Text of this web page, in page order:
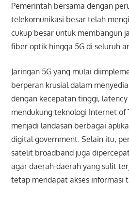
Pemerintah bersama dengan
telekomunikasi besar telah
cukup besar untuk membangun
fiber optik hingga 5G di seluruh
Jaringan 5G yang mulai
berperan krusial dalam
dengan kecepatan tinggi,
mendukung teknologi Internet of
menjadi landasan berbagai
digital government. Selain itu,
satelit broadband juga
agar daerah-daerah yang sulit
tetap mendapat akses informasi